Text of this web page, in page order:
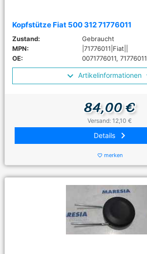
Kopfstütze Fiat 500 312 71776011
Zustand:
Gebraucht
MPN:
|71776011|Fiat||
OE:
0071776011, 71776011
Artikelinformationen
84,00 €
Versand: 12,10 €
Details keyboard_arrow_right
favorite_border merken